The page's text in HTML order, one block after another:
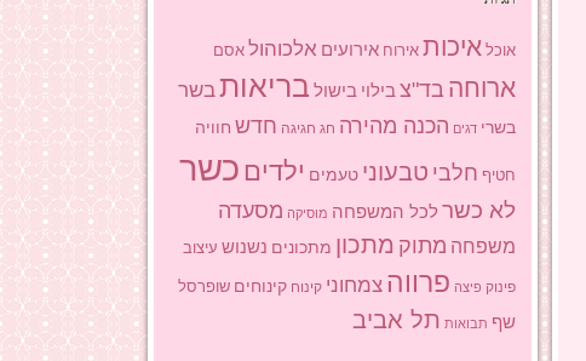
אוכל איכות אירוח אירועים אלכוהול אסם
ארוחה בד"צ בילוי בישול בריאותבשר
בשרי דגים הכנה מהירה חג חגיגה חדש חוויה
חטיף חלבי טבעוני טעמים ילדים כשר
לא כשר לכל המשפחה מוסיקה מסעדה
משפחה מתוק מתכון מתכונים נשנוש עיצוב
פינוק פיצה פרווה צמחוני קינוח קינוחים שופרסל
שף תבואות תל אביב